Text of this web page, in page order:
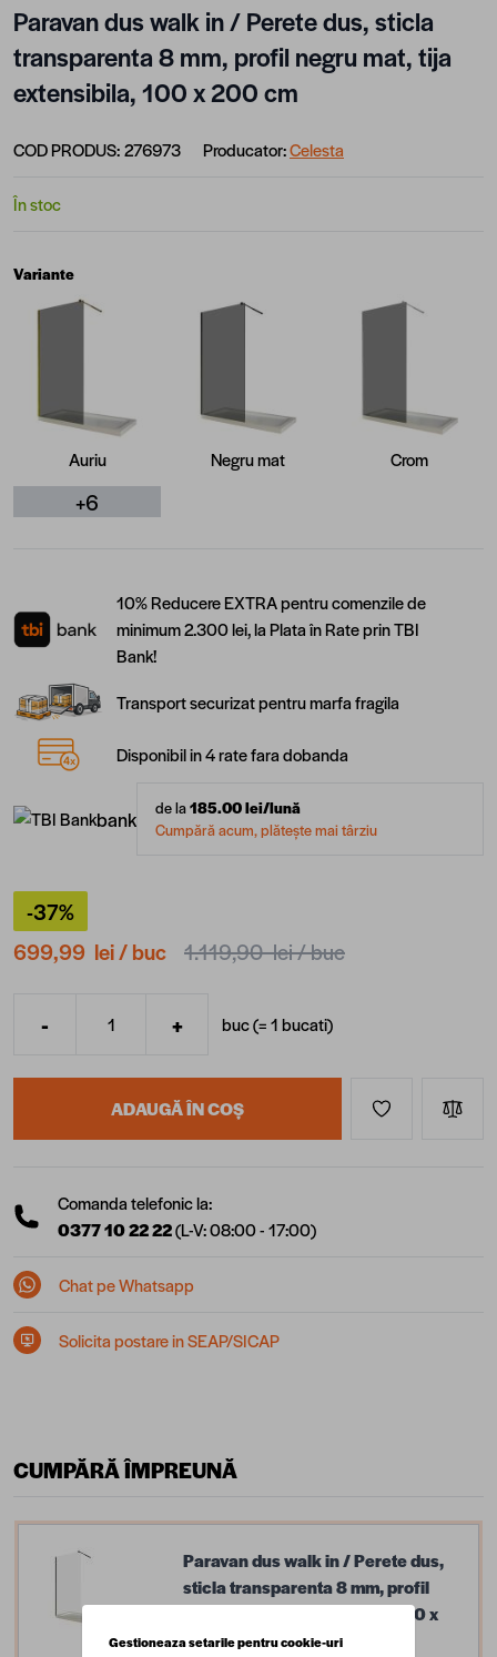
Paravan dus walk in / Perete dus, sticla
transparenta 8 mm, profil negru mat, tija
extensibila, 100 x 200 cm
COD PRODUS:276973 Producator:Celesta
În stoc
Variante
Auriu Negru mat Crom
+6
10% Reducere EXTRA pentru comenzile de
minimum 2.300 lei, la Plata în Rate prin TBI
Bank!
Transport securizat pentru marfa fragila
Disponibil in 4 rate fara dobanda
bank de la185.00lei/lună
Cumpără acum, plătește mai târziu
-37%
699,99 lei/ buc 1.119,90 lei/ buc
Cantitate
- + buc (=1bucati)
ADAUGĂ ÎN COȘ
Comanda telefonic la:
0377 10 22 22(L-V: 08:00 - 17:00)
Chat pe Whatsapp
Solicita postare in SEAP/SICAP
CUMPĂRĂ ÎMPREUNĂ
Paravan dus walk in / Perete dus,
sticla transparenta 8 mm, profil
negru mat, tija extensibila, 100 x
200 cm
Gestioneaza setarile pentru cookie-uri